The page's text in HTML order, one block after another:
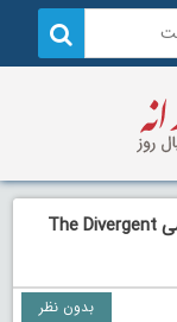
دانلود فیلم سنت شکن 2: شورشی دوبله فارسی The Divergent
بدون نظر